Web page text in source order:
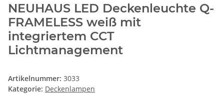
NEUHAUS LED Deckenleuchte Q-
FRAMELESS weiß mit
integriertem CCT
Lichtmanagement
Artikelnummer: 3033
Kategorie: Deckenlampen